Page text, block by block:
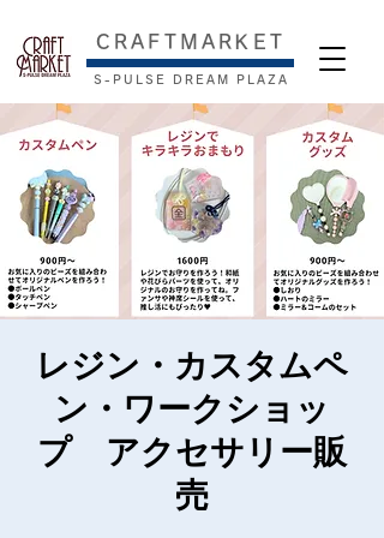
​CRAFTMARKET
S-PULSE DREAM PLAZA
レジン・カスタムペ
ン・ワークショッ
プ アクセサリー販
売